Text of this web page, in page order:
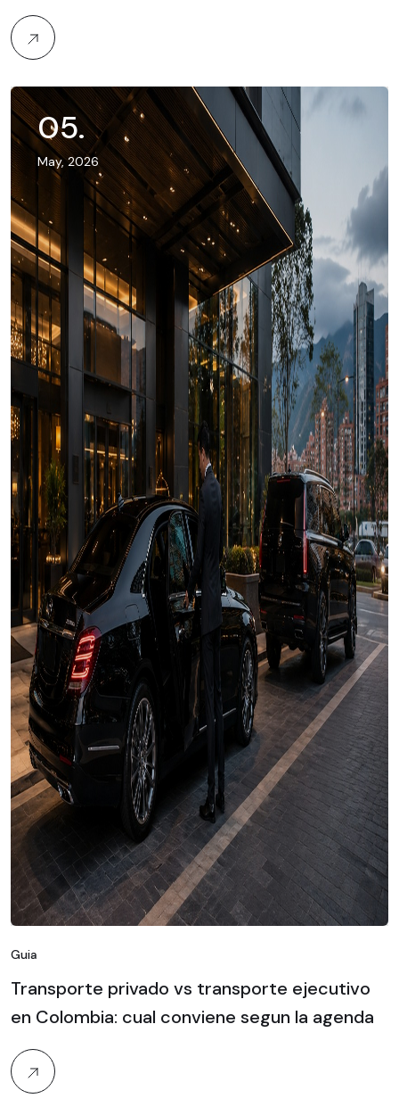
05.
May, 2026
Guia
Transporte privado vs transporte ejecutivo
en Colombia: cual conviene segun la agenda